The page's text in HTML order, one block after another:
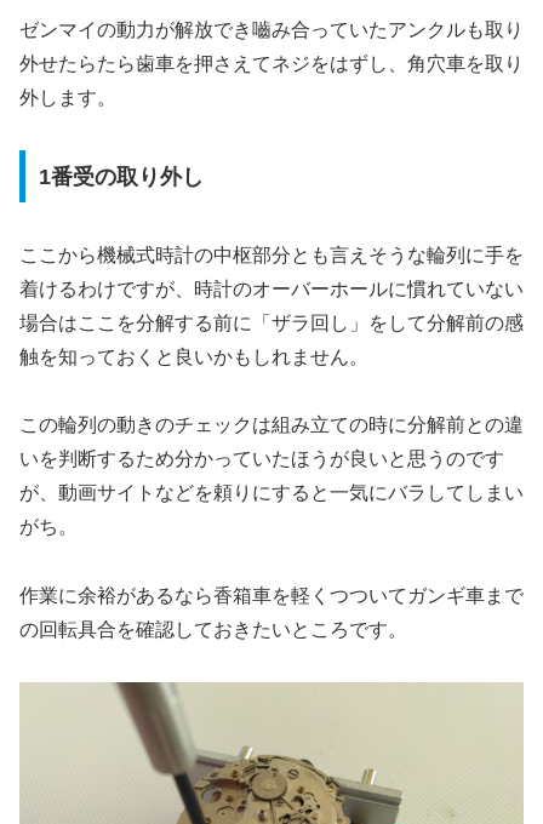
ゼンマイの動力が解放でき嚙み合っていたアンクルも取り
外せたらたら歯車を押さえてネジをはずし、角穴車を取り
外します。
1番受の取り外し
ここから機械式時計の中枢部分とも言えそうな輪列に手を
着けるわけですが、時計のオーバーホールに慣れていない
場合はここを分解する前に「ザラ回し」をして分解前の感
触を知っておくと良いかもしれません。
この輪列の動きのチェックは組み立ての時に分解前との違
いを判断するため分かっていたほうが良いと思うのです
が、動画サイトなどを頼りにすると一気にバラしてしまい
がち。
作業に余裕があるなら香箱車を軽くつついてガンギ車まで
の回転具合を確認しておきたいところです。